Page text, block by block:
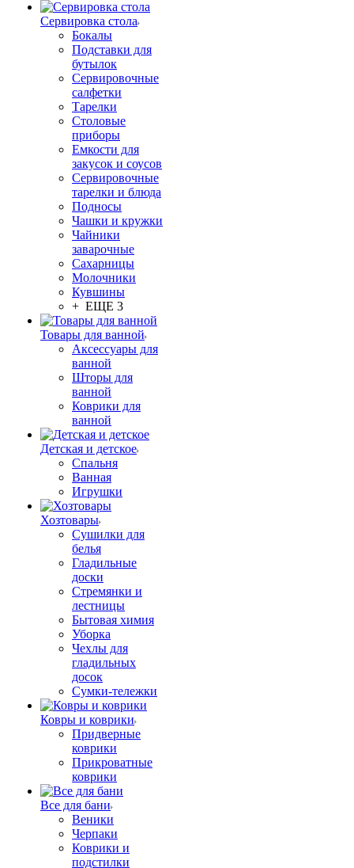
Сервировка стола
Бокалы
Подставки для
бутылок
Сервировочные
салфетки
Тарелки
Столовые
приборы
Емкости для
закусок и соусов
Сервировочные
тарелки и блюда
Подносы
Чашки и кружки
Чайники
заварочные
Сахарницы
Молочники
Кувшины
+ ЕЩЕ 3
Товары для ванной
Аксессуары для
ванной
Шторы для
ванной
Коврики для
ванной
Детская и детское
Спальня
Ванная
Игрушки
Хозтовары
Сушилки для
белья
Гладильные
доски
Стремянки и
лестницы
Бытовая химия
Уборка
Чехлы для
гладильных
досок
Сумки-тележки
Ковры и коврики
Придверные
коврики
Прикроватные
коврики
Все для бани
Веники
Черпаки
Коврики и
подстилки